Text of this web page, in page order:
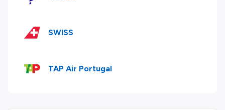
SWISS
TAP Air Portugal